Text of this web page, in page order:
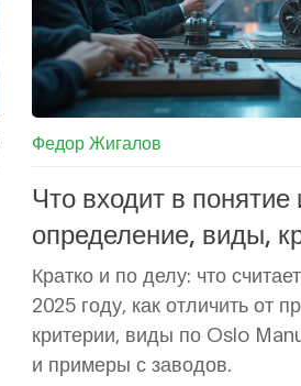
Федор Жигалов
Что входит в
определение, виды,
примеры 2025
Кратко и по делу: что
2025 году, как отличить от
критерии, виды по Oslo
и примеры с заводов.